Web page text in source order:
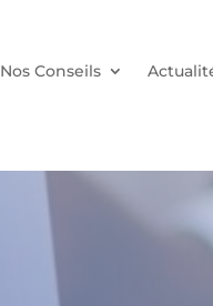
Nos Conseils